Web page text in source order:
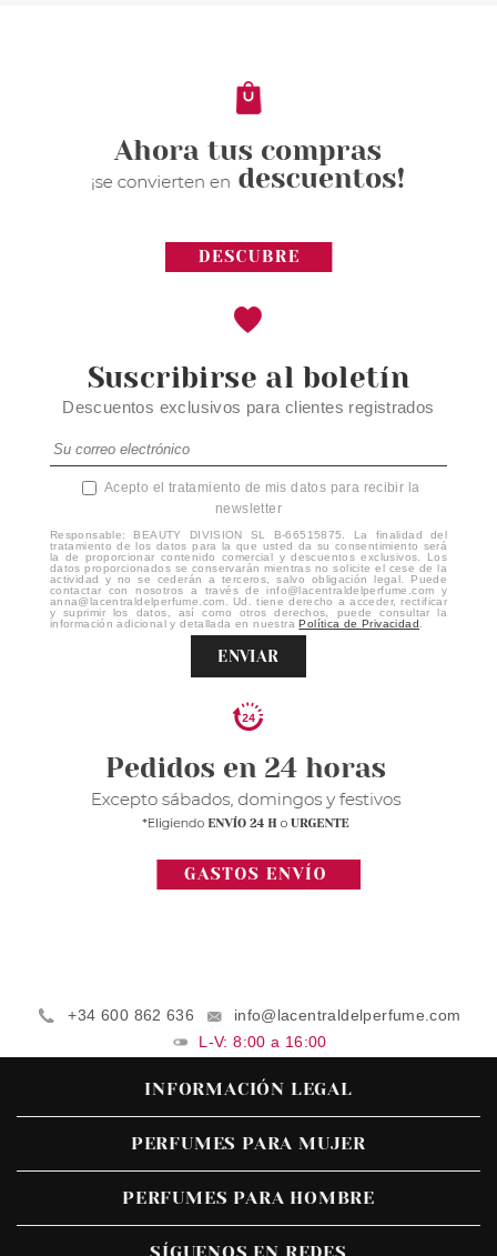
1.85€
Suscribirse al boletín
Descuentos exclusivos para clientes registrados
Acepto el tratamiento de mis datos para recibir la
newsletter
Responsable: BEAUTY DIVISION SL B-66515875. La finalidad del
tratamiento de los datos para la que usted da su consentimiento será
la de proporcionar contenido comercial y descuentos exclusivos. Los
datos proporcionados se conservarán mientras no solicite el cese de la
actividad y no se cederán a terceros, salvo obligación legal. Puede
contactar con nosotros a través de info@lacentraldelperfume.com y
anna@lacentraldelperfume.com. Ud. tiene derecho a acceder, rectificar
y suprimir los datos, así como otros derechos, puede consultar la
información adicional y detallada en nuestraPolítica de Privacidad
ENVIAR
+34 600 862 636
info@lacentraldelperfume.com
L-V: 8:00 a 16:00
INFORMACIÓN LEGAL
PERFUMES PARA MUJER
PERFUMES PARA HOMBRE